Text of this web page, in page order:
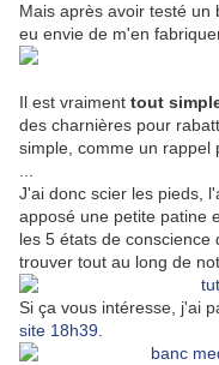
Mais après avoir testé
eu envie de m'en
Il est vraiment tout
des charnières pour
simple, comme un rappel
J'ai donc scier les pieds,
apposé une petite patine
les 5 états de conscience
trouver tout au long de
Si ça vous intéresse, j'ai
site 18h39